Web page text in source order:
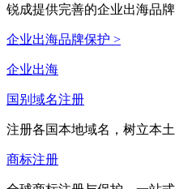
锐成提供完善的企业出海品
企业出海品牌保护 >
企业出海
国别域名注册
注册各国本地域名，树立本
商标注册